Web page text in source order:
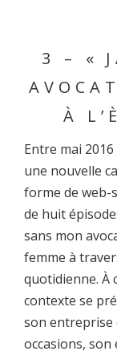
3 – «
À
Entre mai
une nouvelle
forme de web-
de huit
sans mon
femme à
quotidienne. À
contexte se
son entreprise
occasions,